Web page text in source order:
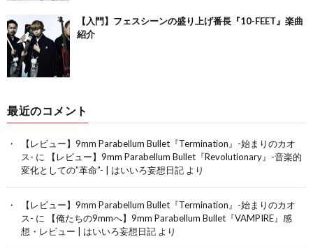
【入門】フェスシーンの盛り上げ番長『10-FEET』楽曲
紹介
最近のコメント
【レビュー】9mm Parabellum Bullet『Termination』-始まりのカオ
ス- に
【レビュー】9mm Parabellum Bullet『Revolutionary』-音楽的
変化としての”革命”- | はいいろ妄想日記 より
【レビュー】9mm Parabellum Bullet『Termination』-始まりのカオ
ス- に
【俺たちの9mmへ】9mm Parabellum Bullet『VAMPIRE』感
想・レビュー | はいいろ妄想日記 より